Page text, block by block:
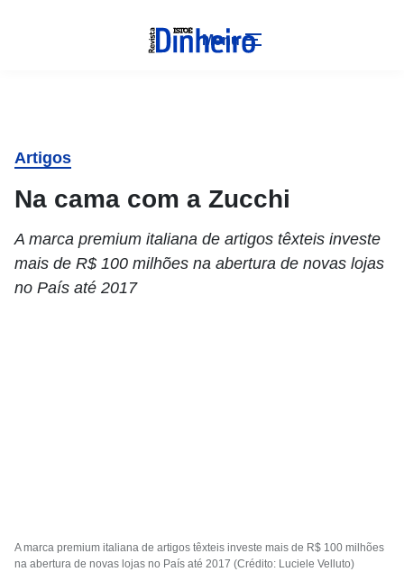
Menu
Artigos
Na cama com a Zucchi
A marca premium italiana de artigos têxteis investe
mais de R$ 100 milhões na abertura de novas lojas
no País até 2017
A marca premium italiana de artigos têxteis investe mais de R$ 100 milhões
na abertura de novas lojas no País até 2017 (Crédito: Luciele Velluto)